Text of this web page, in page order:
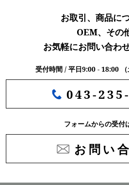
お取引、商品につ
OEM、その
お気軽にお問い合わ
受付時間 / 平日9:00 - 18:00 （
043-
フォームからの受付
お問い